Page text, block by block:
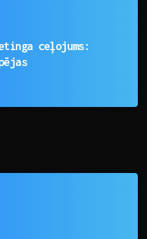
ceļojums: